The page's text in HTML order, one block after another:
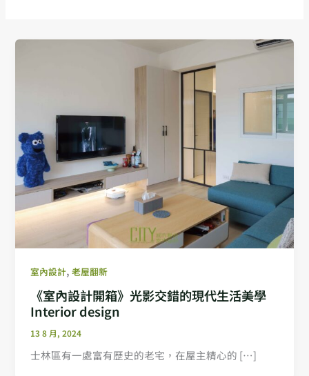
室內設計,老屋翻新
《室內設計開箱》光影交錯的現代生活美學
Interior design
13 8 月, 2024
士林區有一處富有歷史的老宅，在屋主精心的 […]